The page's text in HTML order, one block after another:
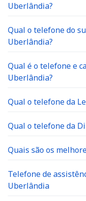
Uberlândia?
Qual o telefone do
Uberlândia?
Qual é o telefone e
Uberlândia?
Qual o telefone da
Qual o telefone da
Quais são os
Telefone de
Uberlândia